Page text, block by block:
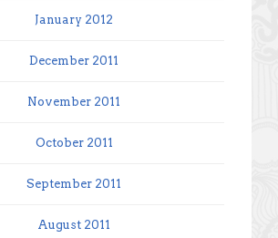
January 2012
December 2011
November 2011
October 2011
September 2011
August 2011